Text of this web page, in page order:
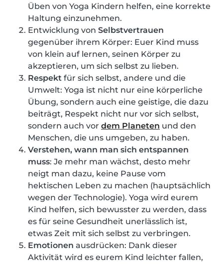
Üben von Yoga Kindern helfen, eine korrekte
Haltung einzunehmen.
Entwicklung von Selbstvertrauen
gegenüber ihrem Körper: Euer Kind muss
von klein auf lernen, seinen Körper zu
akzeptieren, um sich selbst zu lieben.
Respekt für sich selbst, andere und die
Umwelt: Yoga ist nicht nur eine körperliche
Übung, sondern auch eine geistige, die dazu
beiträgt, Respekt nicht nur vor sich selbst,
sondern auch vor dem Planeten und den
Menschen, die uns umgeben, zu haben.
Verstehen, wann man sich entspannen
muss: Je mehr man wächst, desto mehr
neigt man dazu, keine Pause vom
hektischen Leben zu machen (hauptsächlich
wegen der Technologie). Yoga wird eurem
Kind helfen, sich bewusster zu werden, dass
es für seine Gesundheit unerlässlich ist,
etwas Zeit mit sich selbst zu verbringen.
Emotionen ausdrücken: Dank dieser
Aktivität wird es eurem Kind leichter fallen,